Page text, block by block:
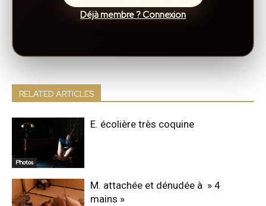
Déjà membre ? Connexion
RELATED ARTICLES
Photos
E. écolière très coquine
M. attachée et dénudée à » 4
mains »